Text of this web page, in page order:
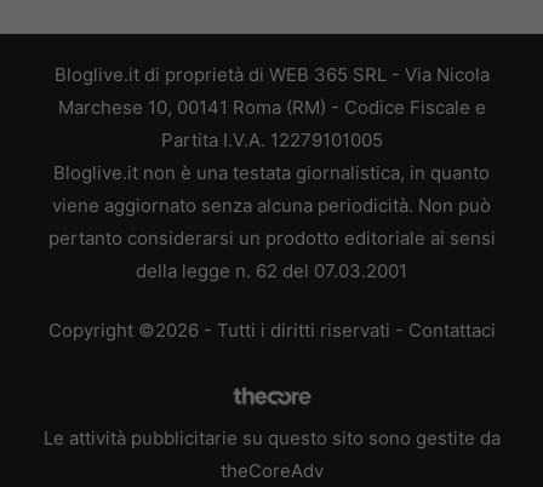
Bloglive.it di proprietà di WEB 365 SRL - Via Nicola
Marchese 10, 00141 Roma (RM) - Codice Fiscale e
Partita I.V.A. 12279101005
Bloglive.it non è una testata giornalistica, in quanto
viene aggiornato senza alcuna periodicità. Non può
pertanto considerarsi un prodotto editoriale ai sensi
della legge n. 62 del 07.03.2001
Copyright ©2026 - Tutti i diritti riservati - Contattaci
Le attività pubblicitarie su questo sito sono gestite da
theCoreAdv